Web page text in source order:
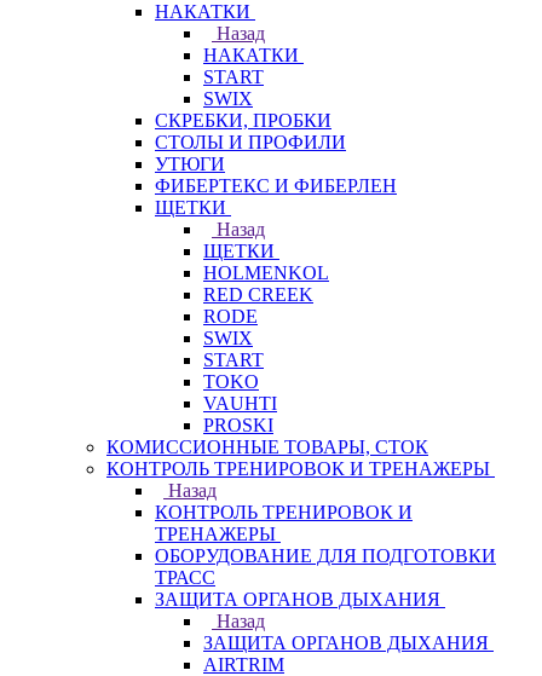
НАКАТКИ
Назад
НАКАТКИ
START
SWIX
СКРЕБКИ, ПРОБКИ
СТОЛЫ И ПРОФИЛИ
УТЮГИ
ФИБЕРТЕКС И ФИБЕРЛЕН
ЩЕТКИ
Назад
ЩЕТКИ
HOLMENKOL
RED CREEK
RODE
SWIX
START
TOKO
VAUHTI
PROSKI
КОМИССИОННЫЕ ТОВАРЫ, СТОК
КОНТРОЛЬ ТРЕНИРОВОК И ТРЕНАЖЕРЫ
Назад
КОНТРОЛЬ ТРЕНИРОВОК И
ТРЕНАЖЕРЫ
ОБОРУДОВАНИЕ ДЛЯ ПОДГОТОВКИ
ТРАСС
ЗАЩИТА ОРГАНОВ ДЫХАНИЯ
Назад
ЗАЩИТА ОРГАНОВ ДЫХАНИЯ
AIRTRIM